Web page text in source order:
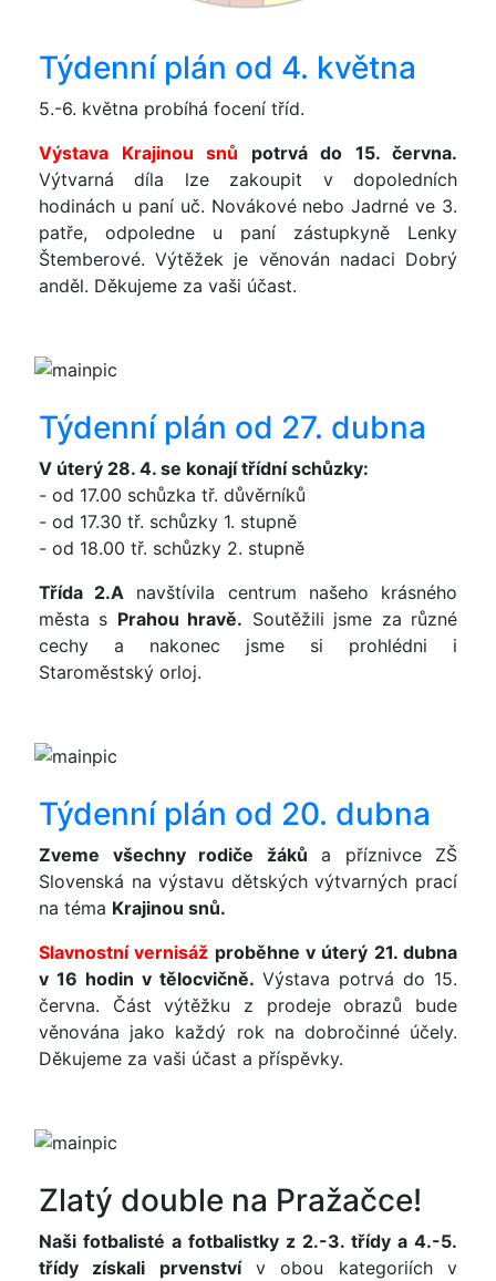
Týdenní plán od 4. května
5.-6. května probíhá focení tříd.
Výstava Krajinou snů potrvá do 15. června.
Výtvarná díla lze zakoupit v dopoledních
hodinách u paní uč. Novákové nebo Jadrné ve 3.
patře, odpoledne u paní zástupkyně Lenky
Štemberové. Výtěžek je věnován nadaci Dobrý
anděl. Děkujeme za vaši účast.
Týdenní plán od 27. dubna
V úterý 28. 4. se konají třídní schůzky:
- od 17.00 schůzka tř. důvěrníků
- od 17.30 tř. schůzky 1. stupně
- od 18.00 tř. schůzky 2. stupně
Třída 2.A navštívila centrum našeho krásného
města s Prahou hravě. Soutěžili jsme za různé
cechy a nakonec jsme si prohlédni i
Staroměstský orloj.
Týdenní plán od 20. dubna
Zveme všechny rodiče žáků a příznivce ZŠ
Slovenská na výstavu dětských výtvarných prací
na téma Krajinou snů.
Slavnostní vernisáž proběhne v úterý 21. dubna
v 16 hodin v tělocvičně. Výstava potrvá do 15.
června. Část výtěžku z prodeje obrazů bude
věnována jako každý rok na dobročinné účely.
Děkujeme za vaši účast a příspěvky.
Zlatý double na Pražačce!
Naši fotbalisté a fotbalistky z 2.-3. třídy a 4.-5.
třídy získali prvenstvív obou kategoriích v